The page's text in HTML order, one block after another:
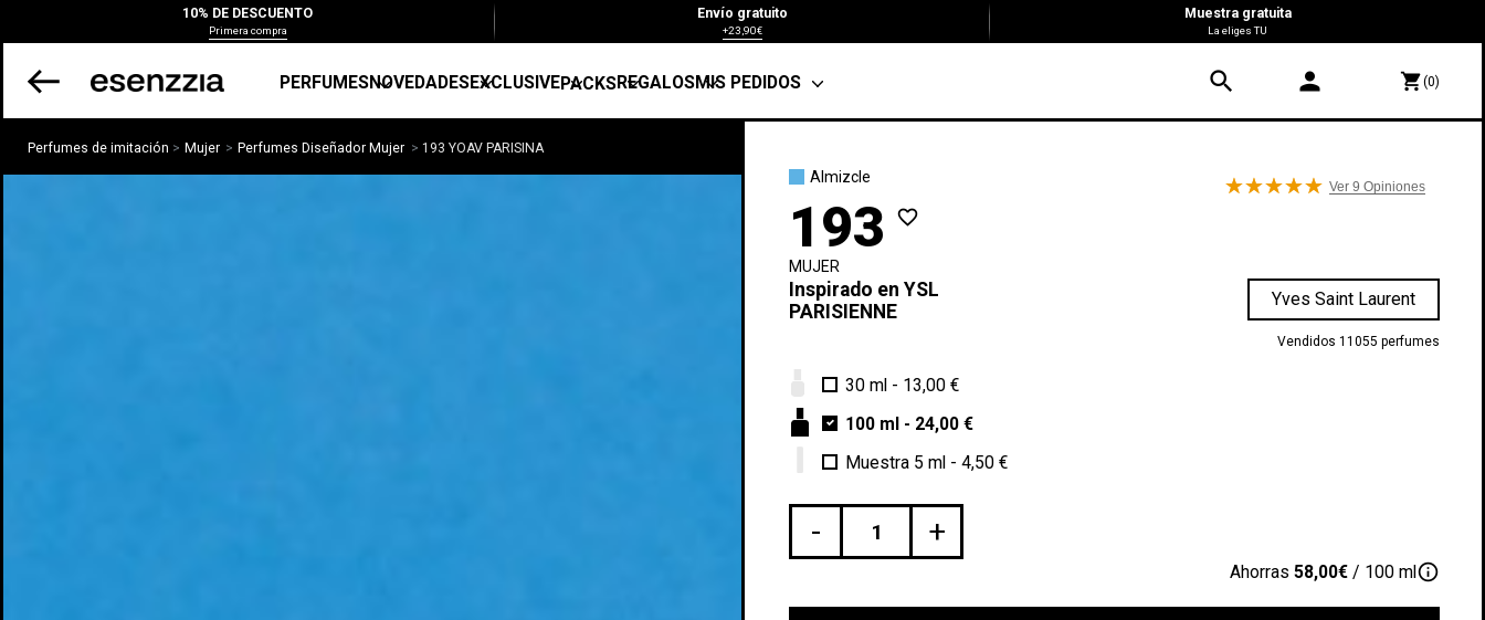
10% DE DESCUENTO
Primera compra
Envío gratuito
+23,90€
Muestra gratuita
La eliges TU
PERFUMESNOVEDADESEXCLUSIVEPACKSREGALOSMIS PEDIDOS search person shopping_cart(0)
Perfumes de imitación Mujer Perfumes Diseñador Mujer 193 YOAV PARISINA
Almizcle
Ver 9 Opiniones
193 favorite_border
MUJER
Inspirado en YSL
PARISIENNE
Yves Saint Laurent
Vendidos 11055 perfumes
30 ml - 13,00 €
100 ml - 24,00 €
Muestra 5 ml - 4,50 €
- +
Ahorras 58,00€ / 100 mlinfo_outline